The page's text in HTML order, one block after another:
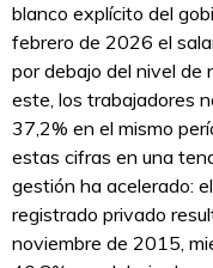
blanco explícito del
febrero de 2026 el
por debajo del nivel de
este, los trabajadores
37,2% en el mismo
estas cifras en una
gestión ha acelerado:
registrado privado
noviembre de 2015,